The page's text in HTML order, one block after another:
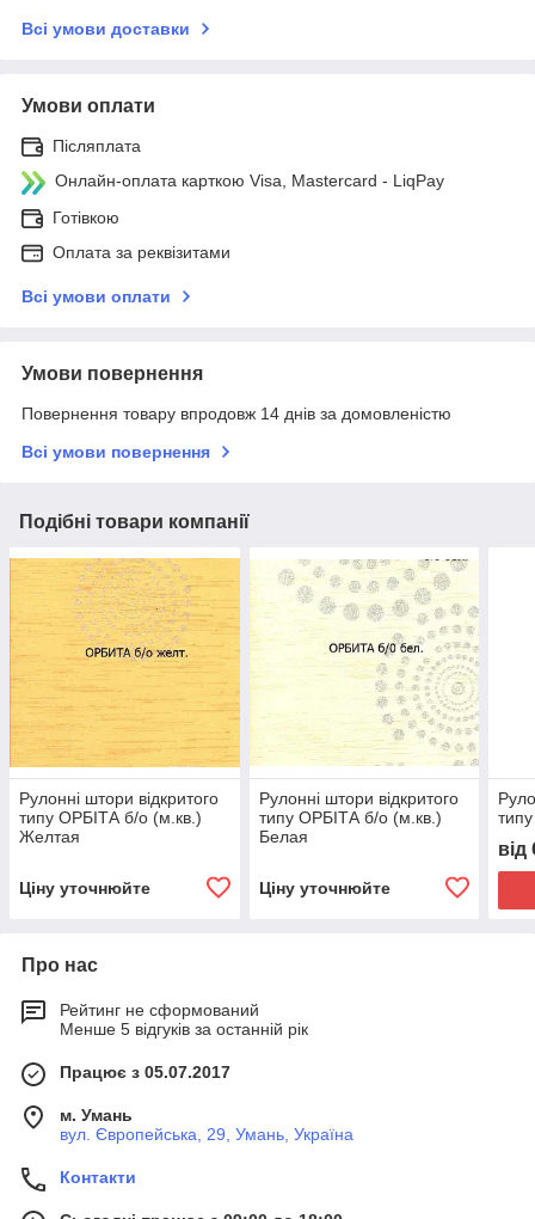
Всі умови доставки
Умови оплати
Післяплата
Онлайн-оплата карткою Visa, Mastercard - LiqPay
Готівкою
Оплата за реквізитами
Всі умови оплати
Умови повернення
Повернення товару впродовж 14 днів за домовленістю
Всі умови повернення
Подібні товари компанії
Рулонні штори відкритого
типу ОРБІТА б/о (м.кв.)
Желтая
Ціну уточнюйте
Рулонні штори відкритого
типу ОРБІТА б/о (м.кв.)
Белая
Ціну уточнюйте
від
Про нас
Рейтинг не сформований
Менше 5 відгуків за останній рік
Працює з 05.07.2017
м. Умань
вул. Європейська, 29, Умань, Україна
Контакти